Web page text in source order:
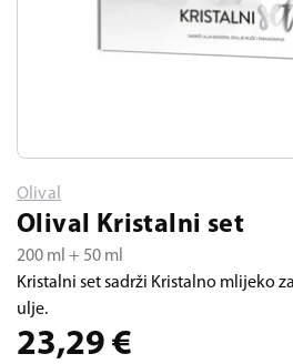
Olival
Olival Kristalni set
200 ml + 50 ml
Kristalni set sadrži Kristalno mlijeko
ulje.
23,29 €